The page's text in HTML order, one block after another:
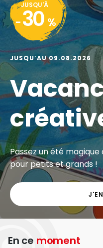
JUSQU'À
- 30 %
JUSQU’AU 09.08.2026
Passez un été
pour petits et grands !
En ce moment